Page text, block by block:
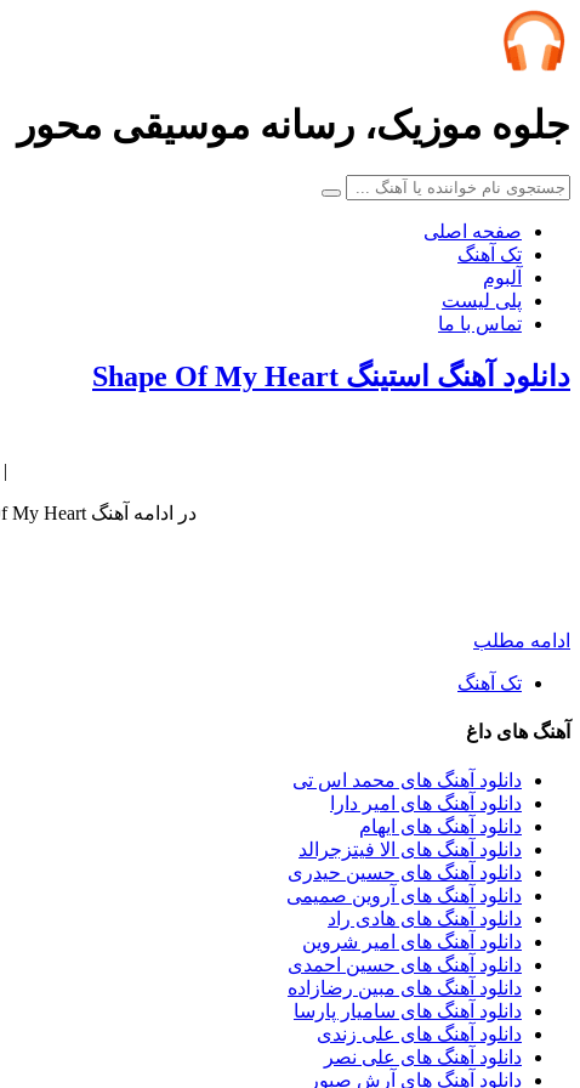
جلوه موزیک، رسانه موسیقی محور
صفحه اصلی
تک آهنگ
آلبوم
پلی لیست
تماس با ما
دانلود آهنگ استینگ Shape Of My Heart
| Download Song
در ادامه آهنگ Shape Of My Heart کاری زیبا از
ادامه مطلب
تک آهنگ
آهنگ های داغ
دانلود آهنگ های محمد اس تی
دانلود آهنگ های امیر دارا
دانلود آهنگ های ایهام
دانلود آهنگ های الا فیتزجرالد
دانلود آهنگ های حسین حیدری
دانلود آهنگ های آروین صمیمی
دانلود آهنگ های هادی راد
دانلود آهنگ های امیر شروین
دانلود آهنگ های حسین احمدی
دانلود آهنگ های مبین رضازاده
دانلود آهنگ های سامیار پارسا
دانلود آهنگ های علی زندی
دانلود آهنگ های علی نصر
دانلود آهنگ های آرش صبور